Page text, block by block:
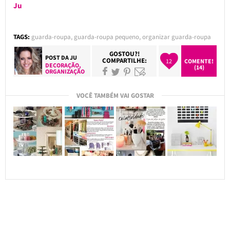
Ju
TAGS: guarda-roupa, guarda-roupa pequeno,organizar guarda-roupa
POST DAJU
DECORAÇÃO,
ORGANIZAÇÃO
GOSTOU?!
COMPARTILHE: 12
COMENTE!
(14)
VOCÊ TAMBÉM VAI GOSTAR